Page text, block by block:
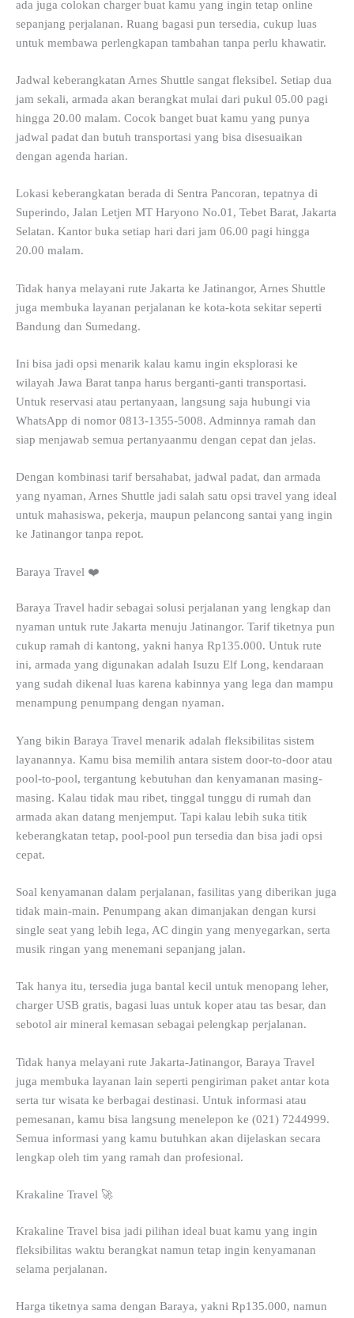
ada juga colokan charger buat kamu yang ingin tetap online
sepanjang perjalanan. Ruang bagasi pun tersedia, cukup luas
untuk membawa perlengkapan tambahan tanpa perlu khawatir.
Jadwal keberangkatan Arnes Shuttle sangat fleksibel. Setiap dua
jam sekali, armada akan berangkat mulai dari pukul 05.00 pagi
hingga 20.00 malam. Cocok banget buat kamu yang punya
jadwal padat dan butuh transportasi yang bisa disesuaikan
dengan agenda harian.
Lokasi keberangkatan berada di Sentra Pancoran, tepatnya di
Superindo, Jalan Letjen MT Haryono No.01, Tebet Barat, Jakarta
Selatan. Kantor buka setiap hari dari jam 06.00 pagi hingga
20.00 malam.
Tidak hanya melayani rute Jakarta ke Jatinangor, Arnes Shuttle
juga membuka layanan perjalanan ke kota-kota sekitar seperti
Bandung dan Sumedang.
Ini bisa jadi opsi menarik kalau kamu ingin eksplorasi ke
wilayah Jawa Barat tanpa harus berganti-ganti transportasi.
Untuk reservasi atau pertanyaan, langsung saja hubungi via
WhatsApp di nomor 0813-1355-5008. Adminnya ramah dan
siap menjawab semua pertanyaanmu dengan cepat dan jelas.
Dengan kombinasi tarif bersahabat, jadwal padat, dan armada
yang nyaman, Arnes Shuttle jadi salah satu opsi travel yang ideal
untuk mahasiswa, pekerja, maupun pelancong santai yang ingin
ke Jatinangor tanpa repot.
Baraya Travel ❤️
Baraya Travel hadir sebagai solusi perjalanan yang lengkap dan
nyaman untuk rute Jakarta menuju Jatinangor. Tarif tiketnya pun
cukup ramah di kantong, yakni hanya Rp135.000. Untuk rute
ini, armada yang digunakan adalah Isuzu Elf Long, kendaraan
yang sudah dikenal luas karena kabinnya yang lega dan mampu
menampung penumpang dengan nyaman.
Yang bikin Baraya Travel menarik adalah fleksibilitas sistem
layanannya. Kamu bisa memilih antara sistem door-to-door atau
pool-to-pool, tergantung kebutuhan dan kenyamanan masing-
masing. Kalau tidak mau ribet, tinggal tunggu di rumah dan
armada akan datang menjemput. Tapi kalau lebih suka titik
keberangkatan tetap, pool-pool pun tersedia dan bisa jadi opsi
cepat.
Soal kenyamanan dalam perjalanan, fasilitas yang diberikan juga
tidak main-main. Penumpang akan dimanjakan dengan kursi
single seat yang lebih lega, AC dingin yang menyegarkan, serta
musik ringan yang menemani sepanjang jalan.
Tak hanya itu, tersedia juga bantal kecil untuk menopang leher,
charger USB gratis, bagasi luas untuk koper atau tas besar, dan
sebotol air mineral kemasan sebagai pelengkap perjalanan.
Tidak hanya melayani rute Jakarta-Jatinangor, Baraya Travel
juga membuka layanan lain seperti pengiriman paket antar kota
serta tur wisata ke berbagai destinasi. Untuk informasi atau
pemesanan, kamu bisa langsung menelepon ke (021) 7244999.
Semua informasi yang kamu butuhkan akan dijelaskan secara
lengkap oleh tim yang ramah dan profesional.
Krakaline Travel 🚀
Krakaline Travel bisa jadi pilihan ideal buat kamu yang ingin
fleksibilitas waktu berangkat namun tetap ingin kenyamanan
selama perjalanan.
Harga tiketnya sama dengan Baraya, yakni Rp135.000, namun